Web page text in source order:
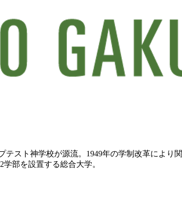
テスト神学校が源流。1949年の学制改革によ
部を設置する総合大学。